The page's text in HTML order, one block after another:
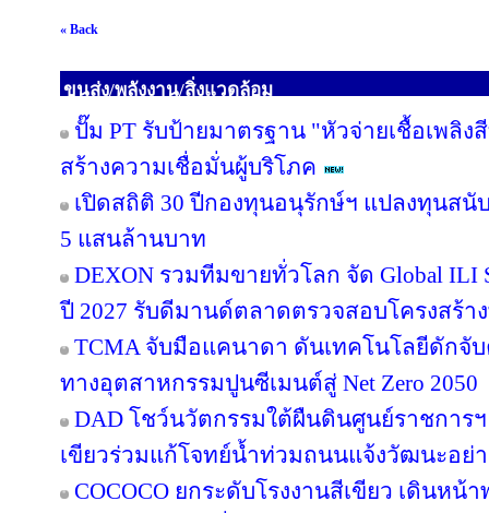
« Back
ขนส่ง/พลังงาน/สิ่งแวดล้อม
ปั๊ม PT รับป้ายมาตรฐาน "หัวจ่ายเชื้อเพลิง
สร้างความเชื่อมั่นผู้บริโภค
เปิดสถิติ 30 ปีกองทุนอนุรักษ์ฯ แปลงทุนส
5 แสนล้านบาท
DEXON รวมทีมขายทั่วโลก จัด Global ILI
ปี 2027 รับดีมานด์ตลาดตรวจสอบโครงสร้
TCMA จับมือแคนาดา ดันเทคโนโลยีดักจั
ทางอุตสาหกรรมปูนซีเมนต์สู่ Net Zero 2050
DAD โชว์นวัตกรรมใต้ผืนดินศูนย์ราชการ
เขียวร่วมแก้โจทย์น้ำท่วมถนนแจ้งวัฒนะอย่า
COCOCO ยกระดับโรงงานสีเขียว เดินห